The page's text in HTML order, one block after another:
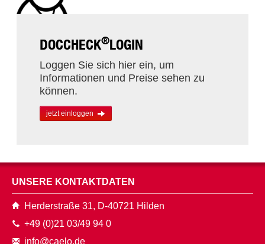
DOCCHECK®LOGIN
Loggen Sie sich hier ein, um
Informationen und Preise sehen zu
können.
jetzt einloggen
UNSERE KONTAKTDATEN
Herderstraße 31, D-40721 Hilden
+49 (0)21 03/49 94 0
info@caelo.de